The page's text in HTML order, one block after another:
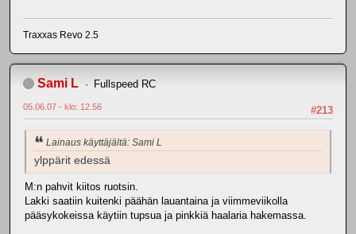
Traxxas Revo 2.5
Sami L Fullspeed RC
#213
05.06.07 - klo: 12.56
Lainaus käyttäjältä: Sami L
ylppärit edessä
M:n pahvit kiitos ruotsin.
Lakki saatiin kuitenki päähän lauantaina ja viimmeviikolla
pääsykokeissa käytiin tupsua ja pinkkiä haalaria hakemassa.